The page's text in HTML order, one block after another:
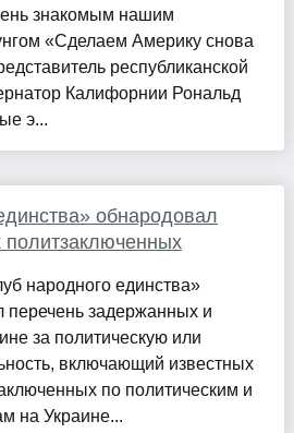
знакомым нашим
«Сделаем Америку снова
республиканской
Калифорнии Рональд
э...
обнародовал
политзаключенных
народного единства»
перечень задержанных и
за политическую или
включающий известных
по политическим и
на Украине...